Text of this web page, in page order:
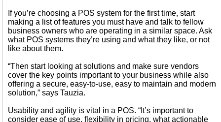
If you’re choosing a POS system for the first time, start
making a list of features you must have and talk to fellow
business owners who are operating in a similar space. Ask
what POS systems they’re using and what they like, or not
like about them.
“Then start looking at solutions and make sure vendors
cover the key points important to your business while also
offering a secure, easy-to-use, easy to maintain and modern
solution,” says Tauzia.
Usability and agility is vital in a POS. “It’s important to
consider ease of use, flexibility in pricing, what actionable